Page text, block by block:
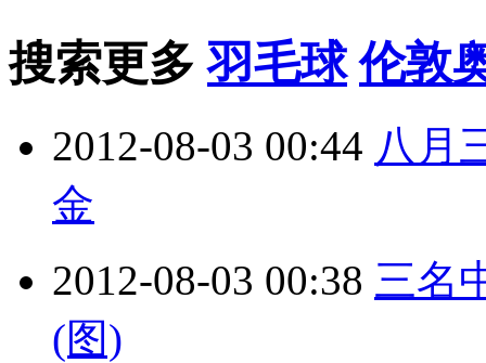
搜索更多羽毛球 伦敦
2012-08-03 00:44 八月
金
2012-08-03 00:38 三名
(图)